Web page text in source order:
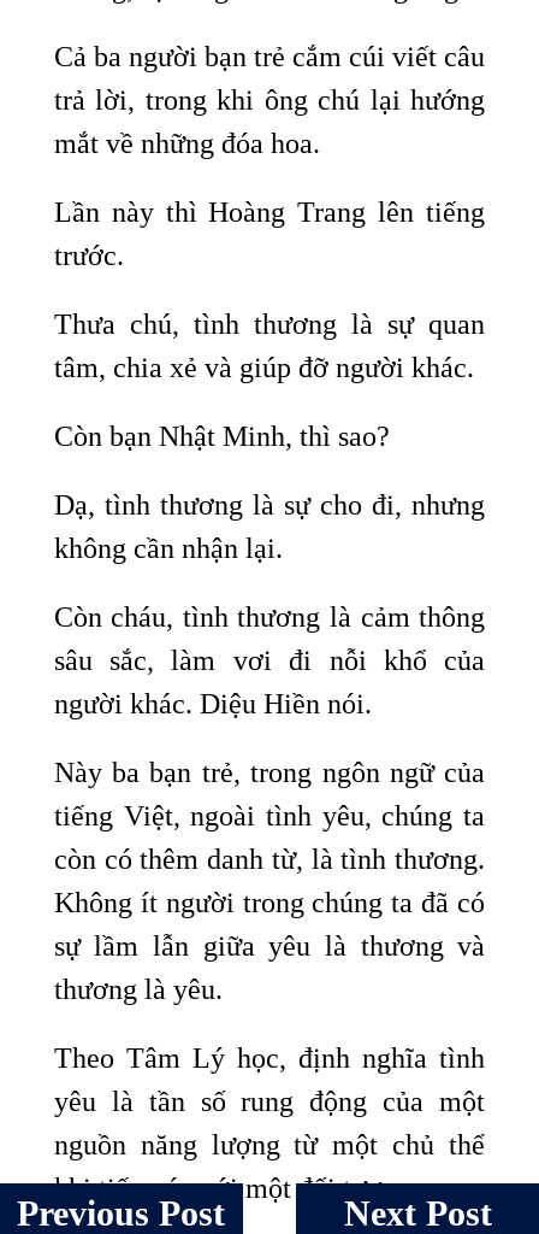
Cả ba người bạn trẻ cắm cúi viết câu
trả lời, trong khi ông chú lại hướng
mắt về những đóa hoa.
Lần này thì Hoàng Trang lên tiếng
trước.
Thưa chú, tình thương là sự quan
tâm, chia xẻ và giúp đỡ người khác.
Còn bạn Nhật Minh, thì sao?
Dạ, tình thương là sự cho đi, nhưng
không cần nhận lại.
Còn cháu, tình thương là cảm thông
sâu sắc, làm vơi đi nỗi khổ của
người khác. Diệu Hiền nói.
Này ba bạn trẻ, trong ngôn ngữ của
tiếng Việt, ngoài tình yêu, chúng ta
còn có thêm danh từ, là tình thương.
Không ít người trong chúng ta đã có
sự lầm lẫn giữa yêu là thương và
thương là yêu.
Theo Tâm Lý học, định nghĩa tình
yêu là tần số rung động của một
nguồn năng lượng từ một chủ thể
khi tiếp xúc với một đối tượng.
Previous Post Next Post